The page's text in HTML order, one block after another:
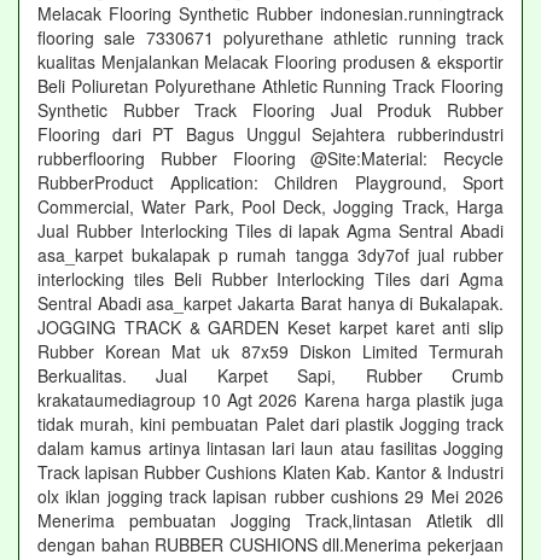
Melacak Flooring Synthetic Rubber indonesian.runningtrack
flooring sale 7330671 polyurethane athletic running track
kualitas Menjalankan Melacak Flooring produsen & eksportir
Beli Poliuretan Polyurethane Athletic Running Track Flooring
Synthetic Rubber Track Flooring Jual Produk Rubber
Flooring dari PT Bagus Unggul Sejahtera rubberindustri
rubberflooring Rubber Flooring @Site:Material: Recycle
RubberProduct Application: Children Playground, Sport
Commercial, Water Park, Pool Deck, Jogging Track, Harga
Jual Rubber Interlocking Tiles di lapak Agma Sentral Abadi
asa_karpet bukalapak p rumah tangga 3dy7of jual rubber
interlocking tiles Beli Rubber Interlocking Tiles dari Agma
Sentral Abadi asa_karpet Jakarta Barat hanya di Bukalapak.
JOGGING TRACK & GARDEN Keset karpet karet anti slip
Rubber Korean Mat uk 87x59 Diskon Limited Termurah
Berkualitas. Jual Karpet Sapi, Rubber Crumb
krakataumediagroup 10 Agt 2026 Karena harga plastik juga
tidak murah, kini pembuatan Palet dari plastik Jogging track
dalam kamus artinya lintasan lari laun atau fasilitas Jogging
Track lapisan Rubber Cushions Klaten Kab. Kantor & Industri
olx iklan jogging track lapisan rubber cushions 29 Mei 2026
Menerima pembuatan Jogging Track,lintasan Atletik dll
dengan bahan RUBBER CUSHIONS dll.Menerima pekerjaan